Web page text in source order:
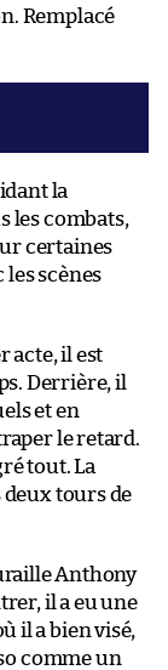
Remplacé
la
les combats,
certaines
les scènes
acte, il est
Derrière, il
et en
le retard.
tout. La
deux tours de
Anthony
il a eu une
il a bien visé,
comme un